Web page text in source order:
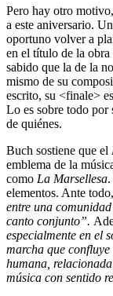
Pero hay otro
a este aniversario.
oportuno volver a
en el título de la obra
sabido que la de la
mismo de su
escrito, su <finale>
Lo es sobre todo por
de quiénes.
Buch sostiene que el
emblema de la
como La Marsellesa
elementos. Ante
entre una
canto conjunto”.
especialmente en el
marcha que
humana,
música con sentido